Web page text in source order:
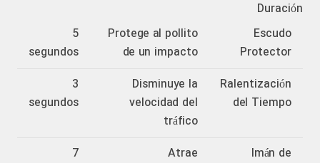
Duración
Escudo
Protector
Protege al pollito
de un impacto
5
segundos
Ralentización
del Tiempo
Disminuye la
velocidad del
tráfico
3
segundos
Imán de
Atrae
7